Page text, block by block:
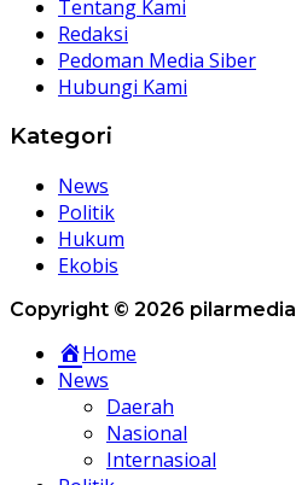
Tentang Kami
Redaksi
Pedoman Media Siber
Hubungi Kami
Kategori
News
Politik
Hukum
Ekobis
Copyright © 2026
Home
News
Daerah
Nasional
Internasioal